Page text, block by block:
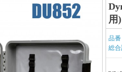
用)
品
総